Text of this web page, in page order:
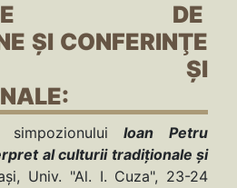
DE
ŞI CONFERINŢE
ŞI
simpozionuluiIoan Petru
al culturii tradiţionale şi
Univ. "Al. I. Cuza", 23-24